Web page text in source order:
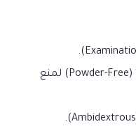
خالية تماماً من البودرة (Powder-Free) لمنع